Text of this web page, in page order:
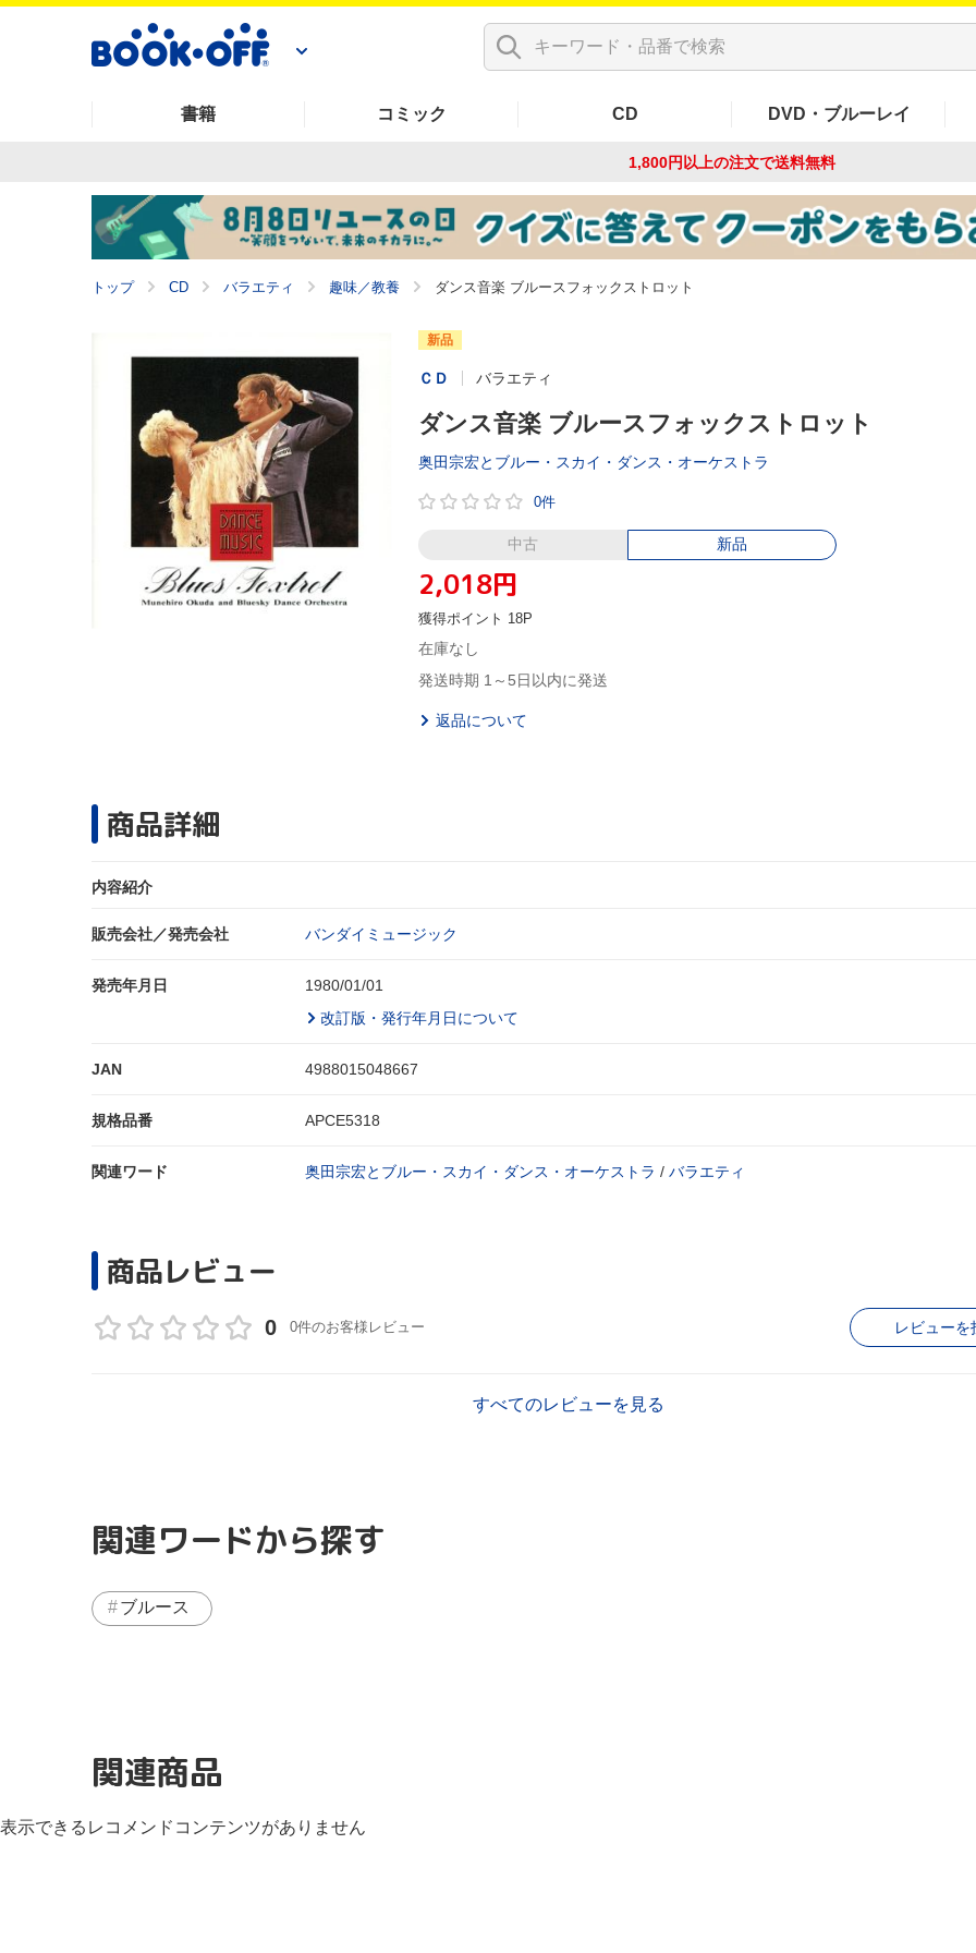
書籍 コミック CD DVD・ブルーレイ
1,800円以上の注文で送料無料
トップ CD バラエティ 趣味／教養 ダンス音楽 ブルースフォックストロット
新品
ＣＤ バラエティ
ダンス音楽 ブルースフォックストロット
奥田宗宏とブルー・スカイ・ダンス・オーケストラ
0件
中古 新品
2,018円
獲得ポイント 18P
在庫なし
発送時期 1～5日以内に発送
返品について
商品詳細
内容紹介
販売会社／発売会社 バンダイミュージック
発売年月日
1980/01/01
改訂版・発行年月日について
JAN 4988015048667
規格品番 APCE5318
関連ワード 奥田宗宏とブルー・スカイ・ダンス・オーケストラ / バラエティ
商品レビュー
0 0件のお客様レビュー レビューを
すべてのレビューを見る
関連ワードから探す
ブルース
関連商品
表示できるレコメンドコンテンツがありません